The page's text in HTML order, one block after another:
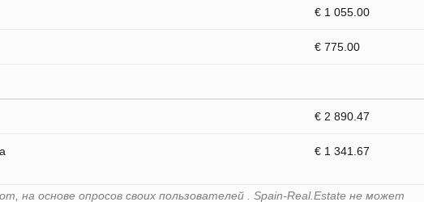
€ 1 055.00
€ 775.00
€ 2 890.47
€ 1 341.67
на основе опросов своих пользователей . Spain-Real.Estate не может